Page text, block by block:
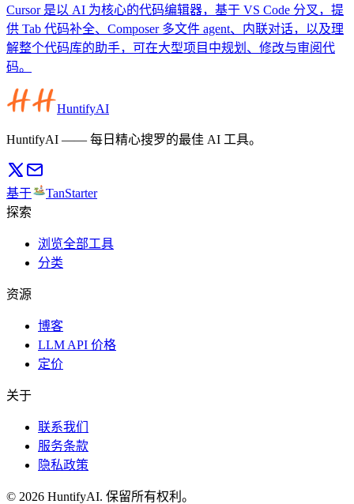
Cursor 是以 AI 为核心的代码编辑器，基于 VS Code 分叉，提
供 Tab 代码补全、Composer 多文件 agent、内联对话，以及理
解整个代码库的助手，可在大型项目中规划、修改与审阅代
码。
HuntifyAI
HuntifyAI —— 每日精心搜罗的最佳 AI 工具。
基于
TanStarter
探索
浏览全部工具
分类
资源
博客
LLM API 价格
定价
关于
联系我们
服务条款
隐私政策
© 2026 HuntifyAI. 保留所有权利。